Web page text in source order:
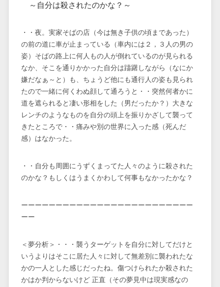
～自分は殺されたのかな？～
・・夜。実家そばの店（今は無き子供の頃まであった）
の前の道に車が止まっている（車内には２，３人の男の
姿）そばの路上に何人もの人が倒れているのが見られる
なか、そこを通りかかった自分は躊躇しながら（なにか
嫌だなぁ～と）も、ちょうど他にも通行人の姿も見られ
たので一緒に何くわぬ顔して通ろうと・・突然何者かに
道を遮られると凄い形相をした（男だったか？）大きな
レンチのようなものを自分の頭上を振りかざして襲って
きたところで・・痛みや別の世界に入った感（死んだ
感）はなかった。
・・自分も周囲にうずくまってた人々のように殺された
のかな？もしくはうまくかわして何事もなかったかな？
ーーーーーーーーーーーーーーーーーーーーーーーーー
ーー
＜夢分析＞・・・襲うターゲットを自分に対してだけと
いうよりはそこに居た人々に対して無差別に襲われたな
かの一人とした感じだったね。傷つけられたか殺された
かはか判からないけど 正直（その夢見中は現実感なの